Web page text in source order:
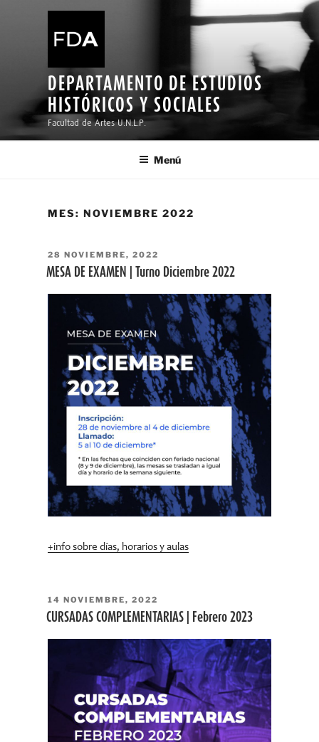
DEPARTAMENTO DE ESTUDIOS
HISTÓRICOS Y SOCIALES
Facultad de Artes U.N.L.P.
Menú
MES:NOVIEMBRE 2022
PUBLICADO
EL
28 NOVIEMBRE, 2022
MESA DE EXAMEN | Turno Diciembre 2022
+info sobre días, horarios y aulas
PUBLICADO
EL
14 NOVIEMBRE, 2022
CURSADAS COMPLEMENTARIAS | Febrero 2023